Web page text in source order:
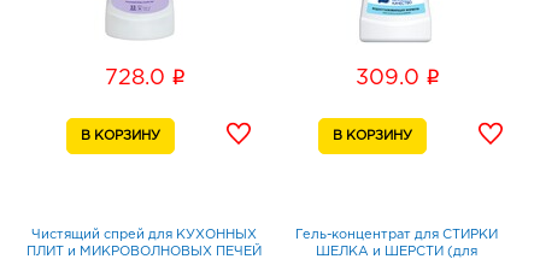
728.0 i 309.0 i
Чистящий спрей для КУХОННЫХ
ПЛИТ и МИКРОВОЛНОВЫХ ПЕЧЕЙ
Гель-концентрат для СТИРКИ
ШЕЛКА и ШЕРСТИ (для